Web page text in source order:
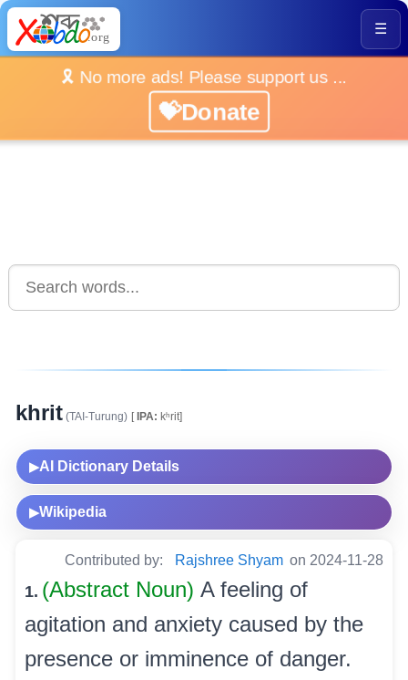
☰
🎗️ No more ads! Please support us ...
💝Donate
khrit (TAI-Turung) [IPA: kʰrit]
▶AI Dictionary Details
▶Wikipedia
Contributed by: Rajshree Shyam on 2024-11-28
1. (Abstract Noun) A feeling of
agitation and anxiety caused by the
presence or imminence of danger.